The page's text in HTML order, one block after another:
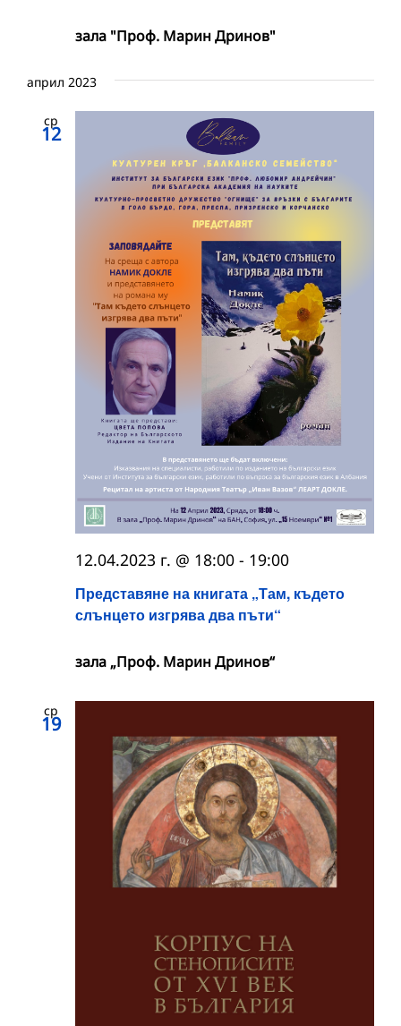
зала "Проф. Марин Дринов"
април 2023
ср
12
Представяне на книгата „Там, където
слънцето изгрява два пъти“
12.04.2023 г. @ 18:00 - 19:00
зала „Проф. Марин Дринов“
ср
19